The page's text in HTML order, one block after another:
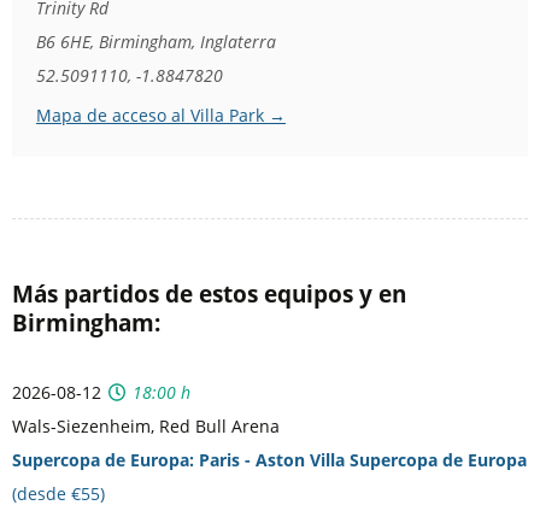
Trinity Rd
B6 6HE, Birmingham, Inglaterra
52.5091110, -1.8847820
Mapa de acceso al Villa Park →
Más partidos de estos equipos y en
Birmingham:
2026-08-12
18:00 h
Wals-Siezenheim, Red Bull Arena
Supercopa de Europa: Paris - Aston Villa Supercopa de Europa
(desde €55)